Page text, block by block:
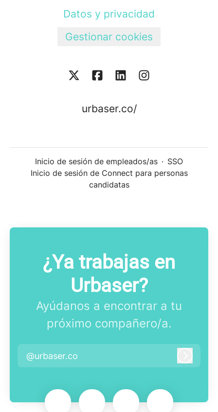
Datos y privacidad
Gestionar cookies
urbaser.co/
Inicio de sesión de empleados/as · SSO
Inicio de sesión de Connect para personas
candidatas
¿Ya trabajas en
Urbaser?
Ayúdanos a encontrar a tu
próximo compañero/a.
@urbaser.co